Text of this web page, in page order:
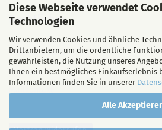
Diese Webseite verwendet
Technologien
Wir verwenden Cookies und ähnliche
Drittanbietern, um die ordentliche
gewährleisten, die Nutzung unseres
Ihnen ein bestmögliches Einkaufserlebnis
Informationen finden Sie in unserer
Alle
Rechtliches
Widerrufsrecht
Impressum